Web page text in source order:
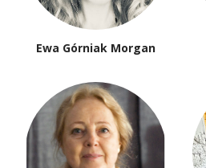
Ewa Górniak Morgan